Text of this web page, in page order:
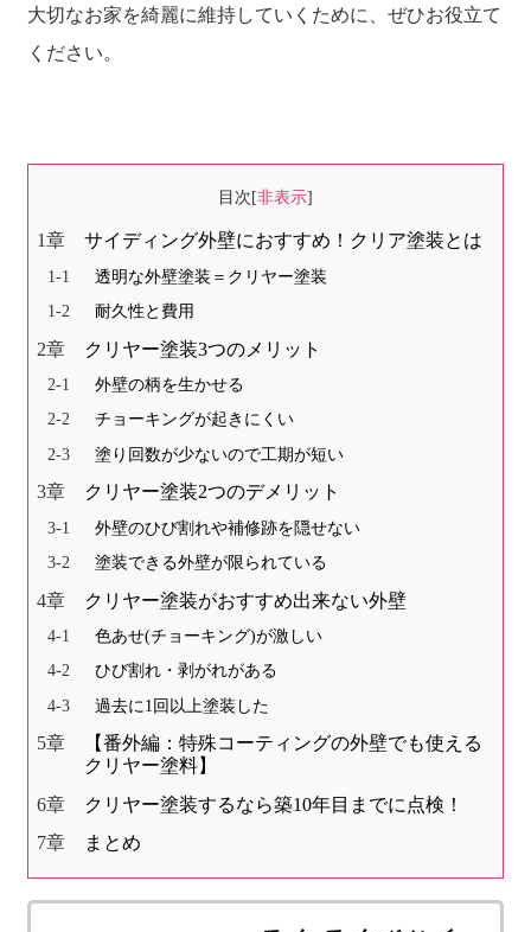
大切なお家を綺麗に維持していくために、ぜひお役立て
ください。
目次 [非表示]
サイディング外壁におすすめ！クリア塗装とは
透明な外壁塗装＝クリヤー塗装
耐久性と費用
クリヤー塗装3つのメリット
外壁の柄を生かせる
チョーキングが起きにくい
塗り回数が少ないので工期が短い
クリヤー塗装2つのデメリット
外壁のひび割れや補修跡を隠せない
塗装できる外壁が限られている
クリヤー塗装がおすすめ出来ない外壁
色あせ(チョーキング)が激しい
ひび割れ・剥がれがある
過去に1回以上塗装した
【番外編：特殊コーティングの外壁でも使える
クリヤー塗料】
クリヤー塗装するなら築10年目までに点検！
まとめ